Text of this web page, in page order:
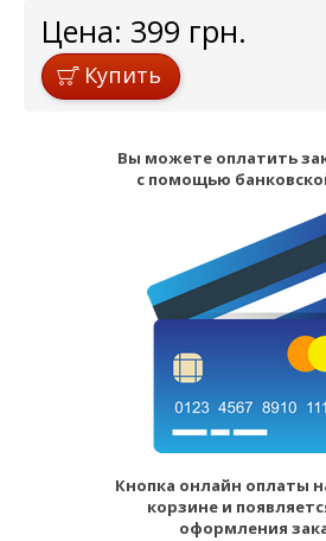
Цена: 399 грн.
Купить
Вы можете оплатить
с помощью
Кнопка онлайн оплаты
корзине и
оформления